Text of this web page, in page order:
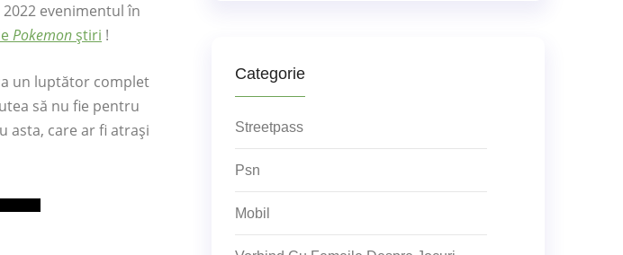
evenimentul în
Pokemon știri !
un luptător complet
să nu fie pentru
asta, care ar fi atrași
Categorie
Streetpass
Psn
Mobil